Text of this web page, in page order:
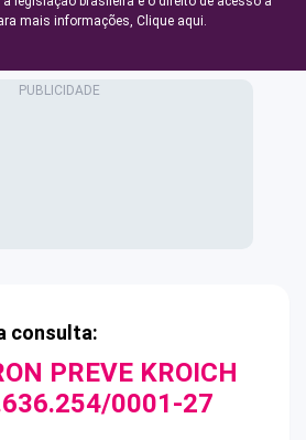
mais informações, Clique aqui.
consulta:
PREVE KROICH
0001-27